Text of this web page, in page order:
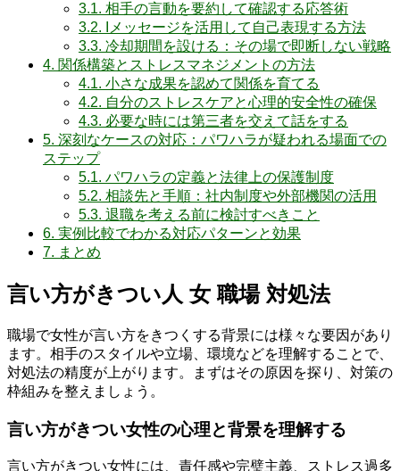
3.1. 相手の言動を要約して確認する応答術
3.2. Iメッセージを活用して自己表現する方法
3.3. 冷却期間を設ける：その場で即断しない戦略
4. 関係構築とストレスマネジメントの方法
4.1. 小さな成果を認めて関係を育てる
4.2. 自分のストレスケアと心理的安全性の確保
4.3. 必要な時には第三者を交えて話をする
5. 深刻なケースの対応：パワハラが疑われる場面での
ステップ
5.1. パワハラの定義と法律上の保護制度
5.2. 相談先と手順：社内制度や外部機関の活用
5.3. 退職を考える前に検討すべきこと
6. 実例比較でわかる対応パターンと効果
7. まとめ
言い方がきつい人 女 職場 対処法
職場で女性が言い方をきつくする背景には様々な要因があり
ます。相手のスタイルや立場、環境などを理解することで、
対処法の精度が上がります。まずはその原因を探り、対策の
枠組みを整えましょう。
言い方がきつい女性の心理と背景を理解する
言い方がきつい女性には、責任感や完璧主義、ストレス過多